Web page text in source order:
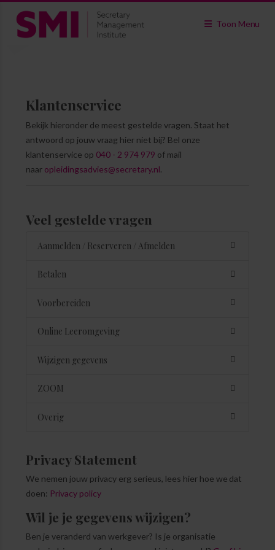
Toon Menu
Klantenservice
Bekijk hieronder de meest gestelde vragen. Staat het
antwoord op jouw vraag hier niet bij? Bel onze
klantenservice op 040 - 2 974 979 of mail
naar opleidingsadvies@secretary.nl.
Veel gestelde vragen
Aanmelden / Reserveren / Afmelden
Betalen
Voorbereiden
Online Leeromgeving
Wijzigen gegevens
ZOOM
Overig
Privacy Statement
We nemen jouw privacy erg serieus, lees hier hoe we dat
doen: Privacy policy
Wil je je gegevens wijzigen?
Ben je veranderd van werkgever? Is je organisatie